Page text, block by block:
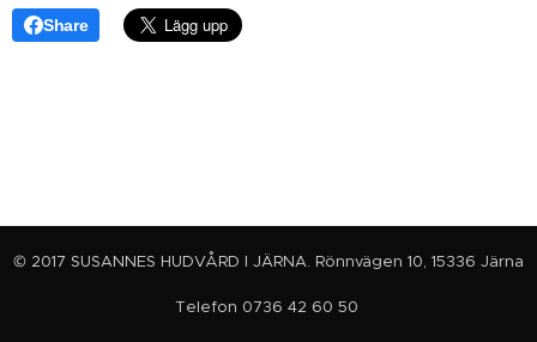
Share
© 2017 SUSANNES HUDVÅRD I JÄRNA. Rönnvägen 10, 15336 Järna
Telefon 0736 42 60 50